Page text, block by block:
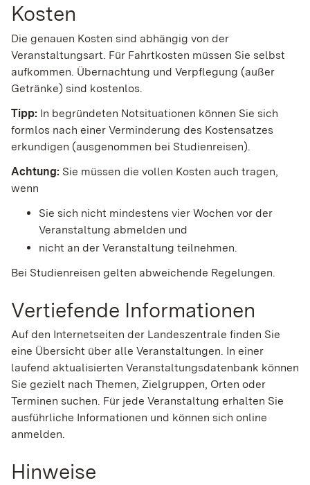
Kosten
Die genauen Kosten sind abhängig von der
Veranstaltungsart. Für Fahrtkosten müssen Sie selbst
aufkommen. Übernachtung und Verpflegung (außer
Getränke) sind kostenlos.
Tipp: In begründeten Notsituationen können Sie sich
formlos nach einer Verminderung des Kostensatzes
erkundigen (ausgenommen bei Studienreisen).
Achtung: Sie müssen die vollen Kosten auch tragen,
wenn
Sie sich nicht mindestens vier Wochen vor der
Veranstaltung abmelden und
nicht an der Veranstaltung teilnehmen.
Bei Studienreisen gelten abweichende Regelungen.
Vertiefende Informationen
Auf den Internetseiten der Landeszentrale finden Sie
eine Übersicht über alle Veranstaltungen. In einer
laufend aktualisierten Veranstaltungsdatenbank können
Sie gezielt nach Themen, Zielgruppen, Orten oder
Terminen suchen. Für jede Veranstaltung erhalten Sie
ausführliche Informationen und können sich online
anmelden.
Hinweise